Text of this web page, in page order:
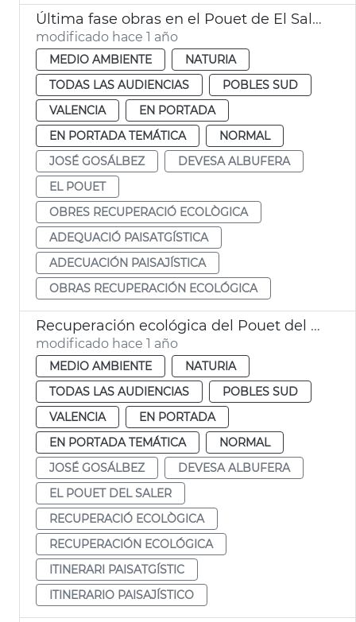
Última fase obras en el Pouet de El Saler
modificado hace 1 año
MEDIO AMBIENTE
NATURIA
TODAS LAS AUDIENCIAS
POBLES SUD
VALENCIA
EN PORTADA
EN PORTADA TEMÁTICA
NORMAL
JOSÉ GOSÁLBEZ
DEVESA ALBUFERA
EL POUET
OBRES RECUPERACIÓ ECOLÒGICA
ADEQUACIÓ PAISATGÍSTICA
ADECUACIÓN PAISAJÍSTICA
OBRAS RECUPERACIÓN ECOLÓGICA
Recuperación ecológica del Pouet del Saler
modificado hace 1 año
MEDIO AMBIENTE
NATURIA
TODAS LAS AUDIENCIAS
POBLES SUD
VALENCIA
EN PORTADA
EN PORTADA TEMÁTICA
NORMAL
JOSÉ GOSÁLBEZ
DEVESA ALBUFERA
EL POUET DEL SALER
RECUPERACIÓ ECOLÒGICA
RECUPERACIÓN ECOLÓGICA
ITINERARI PAISATGÍSTIC
ITINERARIO PAISAJÍSTICO